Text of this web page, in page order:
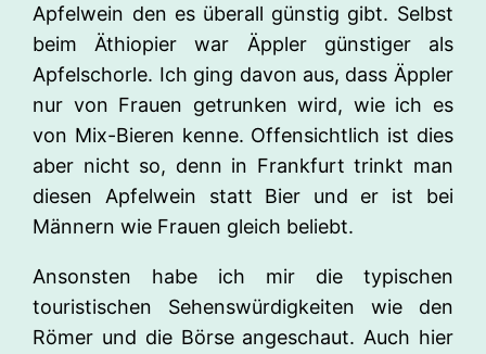
Apfelwein den es überall günstig gibt. Selbst
beim Äthiopier war Äppler günstiger als
Apfelschorle. Ich ging davon aus, dass Äppler
nur von Frauen getrunken wird, wie ich es
von Mix-Bieren kenne. Offensichtlich ist dies
aber nicht so, denn in Frankfurt trinkt man
diesen Apfelwein statt Bier und er ist bei
Männern wie Frauen gleich beliebt.
Ansonsten habe ich mir die typischen
touristischen Sehenswürdigkeiten wie den
Römer und die Börse angeschaut. Auch hier